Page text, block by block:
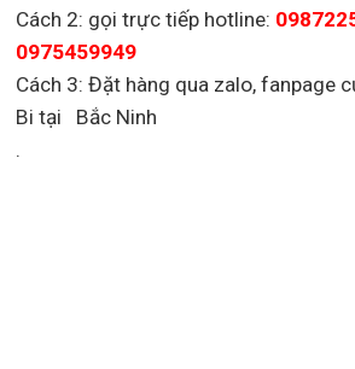
Cách 2: gọi trực tiếp hotline:
0975459949
Cách 3: Đặt hàng qua zalo, fanpage
Bi tại Bắc Ninh
.